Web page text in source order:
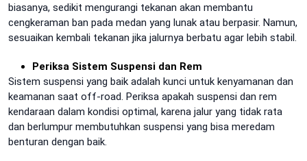
biasanya, sedikit mengurangi tekanan akan membantu
cengkeraman ban pada medan yang lunak atau berpasir. Namun,
sesuaikan kembali tekanan jika jalurnya berbatu agar lebih stabil.
Periksa Sistem Suspensi dan Rem
Sistem suspensi yang baik adalah kunci untuk kenyamanan dan
keamanan saat off-road. Periksa apakah suspensi dan rem
kendaraan dalam kondisi optimal, karena jalur yang tidak rata
dan berlumpur membutuhkan suspensi yang bisa meredam
benturan dengan baik.